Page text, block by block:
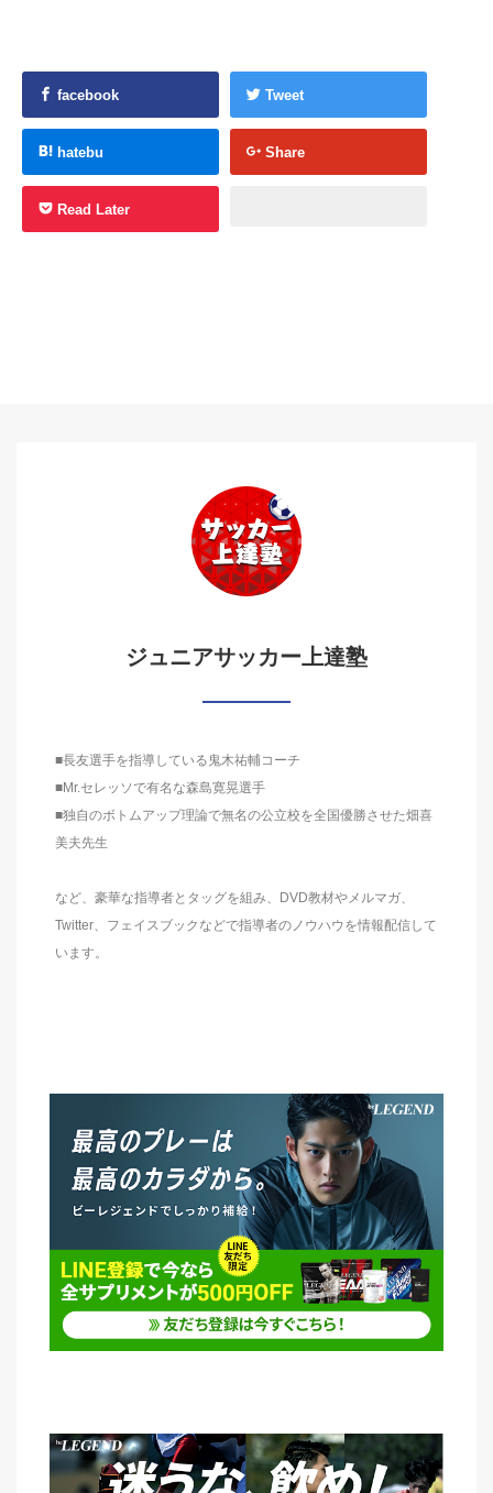
facebook Tweet
hatebu Share
Read Later
ジュニアサッカー上達塾
■長友選手を指導している鬼木祐輔コーチ
■Mr.セレッソで有名な森島寛晃選手
■独自のボトムアップ理論で無名の公立校を全国優勝させた畑喜
美夫先生
など、豪華な指導者とタッグを組み、DVD教材やメルマガ、
Twitter、フェイスブックなどで指導者のノウハウを情報配信して
います。